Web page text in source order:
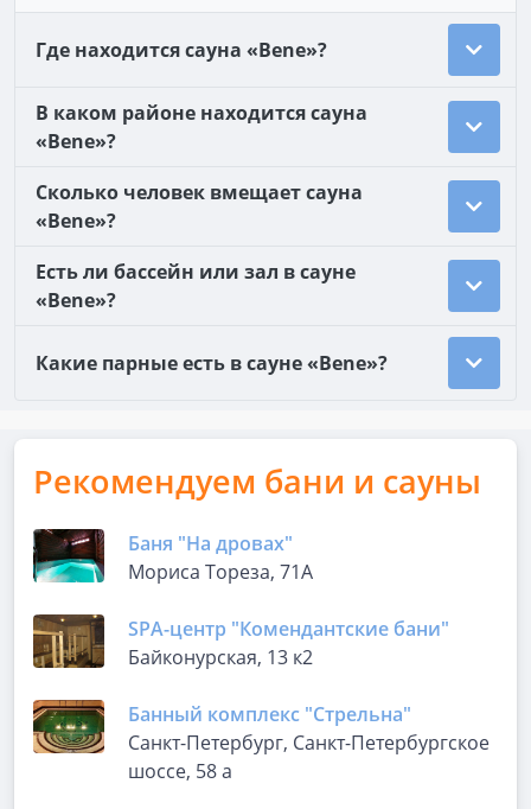
Где находится сауна «Bene»?
В каком районе находится сауна
«Bene»?
Сколько человек вмещает сауна
«Bene»?
Есть ли бассейн или зал в сауне
«Bene»?
Какие парные есть в сауне «Bene»?
Рекомендуем бани и сауны
Баня "На дровах"
Мориса Тореза, 71А
SPA-центр "Комендантские бани"
Байконурская, 13 к2
Банный комплекс "Стрельна"
Санкт-Петербург, Санкт-Петербургское
шоссе, 58 а